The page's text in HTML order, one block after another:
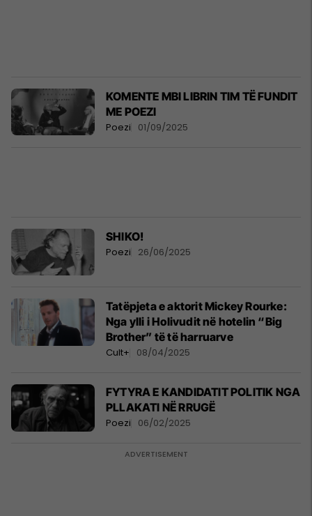
KOMENTE MBI LIBRIN TIM TË FUNDIT
ME POEZI
Poezi 01/09/2025
SHIKO!
Poezi 26/06/2025
Tatëpjeta e aktorit Mickey Rourke:
Nga ylli i Holivudit në hotelin “Big
Brother” të të harruarve
Cult+ 08/04/2025
FYTYRA E KANDIDATIT POLITIK NGA
PLLAKATI NË RRUGË
Poezi 06/02/2025